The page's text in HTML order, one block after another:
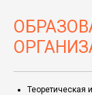
Теоретическая